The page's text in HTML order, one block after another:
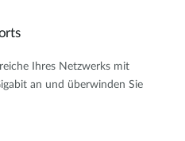
Ihres Netzwerks mit
an und überwinden Sie